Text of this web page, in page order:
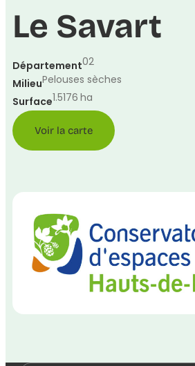
Le Savart
Département02
MilieuPelouses sèches
Surface1.5176 ha
Voir la carte